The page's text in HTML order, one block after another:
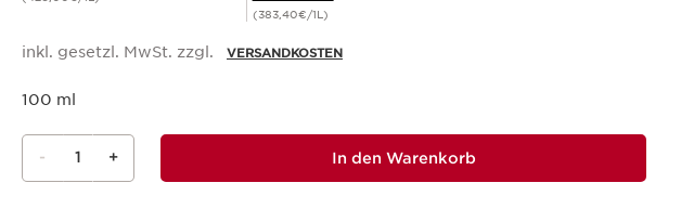
(383,40€/1L)
inkl. gesetzl. MwSt. zzgl. VERSANDKOSTEN
100 ml
- 1 + In den Warenkorb